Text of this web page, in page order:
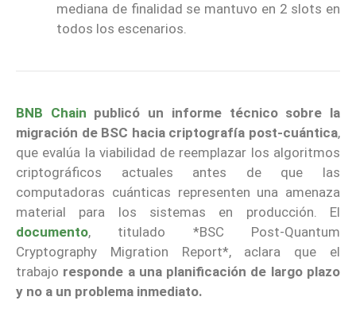
mediana de finalidad se mantuvo en 2 slots en
todos los escenarios.
BNB Chain publicó un informe técnico sobre la
migración de BSC hacia criptografía post-cuántica,
que evalúa la viabilidad de reemplazar los algoritmos
criptográficos actuales antes de que las
computadoras cuánticas representen una amenaza
material para los sistemas en producción. El
documento, titulado *BSC Post-Quantum
Cryptography Migration Report*, aclara que el
trabajo responde a una planificación de largo plazo
y no a un problema inmediato.